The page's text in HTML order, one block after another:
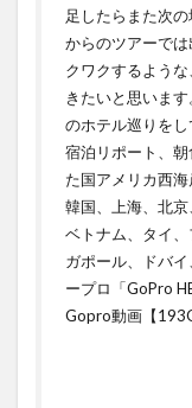
足したらまた次
からのツアーで
クワクするよう
きたいと思いま
のホテル巡りを
宿泊リポート、
た国アメリカ西海
韓国、上海、北京
ベトナム、タイ
ガポール、ドバ
ープロ「GoPro
Gopro動画【